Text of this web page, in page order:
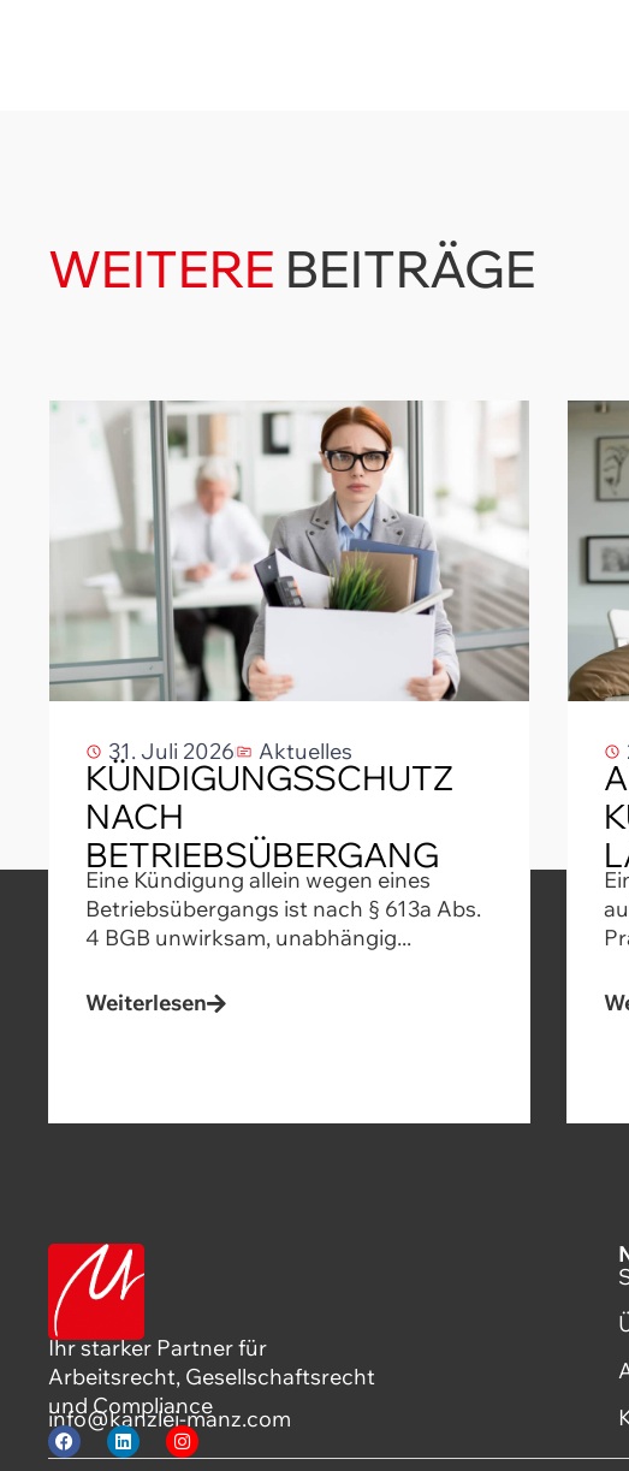
WEITERE BEITRÄGE
31. Juli 2026 Aktuelles
KÜNDIGUNGSSCHUTZ
NACH
BETRIEBSÜBERGANG
Eine Kündigung allein wegen eines
Betriebsübergangs ist nach § 613a Abs.
4 BGB unwirksam, unabhängig...
Weiterlesen
Ihr starker Partner für
Arbeitsrecht, Gesellschaftsrecht
und Compliance
info@kanzlei-manz.com